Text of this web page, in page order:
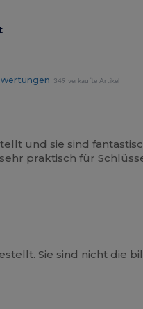
349 verkaufte Artikel
und sie sind
praktisch für
Sie sind nicht die